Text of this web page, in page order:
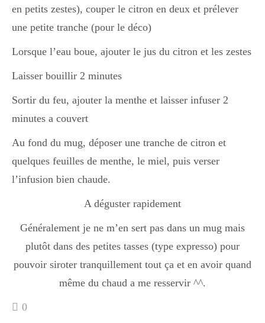
Resto
Tuto
Semaines Spéciales
cupcake
en petits zestes), couper le citron en deux et prélever
une petite tranche (pour le déco)
Lorsque l’eau boue, ajouter le jus du citron et les zestes
Laisser bouillir 2 minutes
Sortir du feu, ajouter la menthe et laisser infuser 2
minutes a couvert
Au fond du mug, déposer une tranche de citron et
quelques feuilles de menthe, le miel, puis verser
l’infusion bien chaude.
A déguster rapidement
Généralement je ne m’en sert pas dans un mug mais
plutôt dans des petites tasses (type expresso) pour
pouvoir siroter tranquillement tout ça et en avoir quand
même du chaud a me resservir ^^.
0